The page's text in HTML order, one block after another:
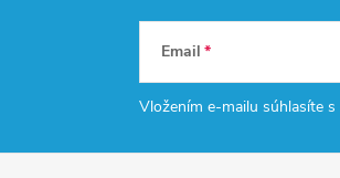
Email
Vložením e-mailu súhlasíte s